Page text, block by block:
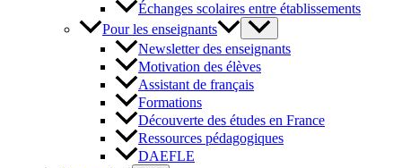
Échanges scolaires entre établissements
Pour les enseignants
Newsletter des enseignants
Motivation des élèves
Assistant de français
Formations
Découverte des études en France
Ressources pédagogiques
DAEFLE